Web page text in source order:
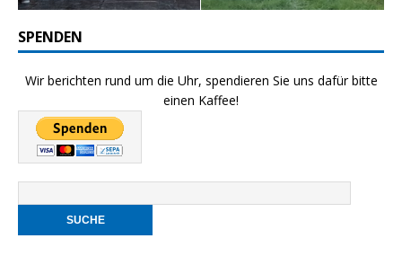
SPENDEN
Wir berichten rund um die Uhr, spendieren Sie uns dafür bitte
einen Kaffee!